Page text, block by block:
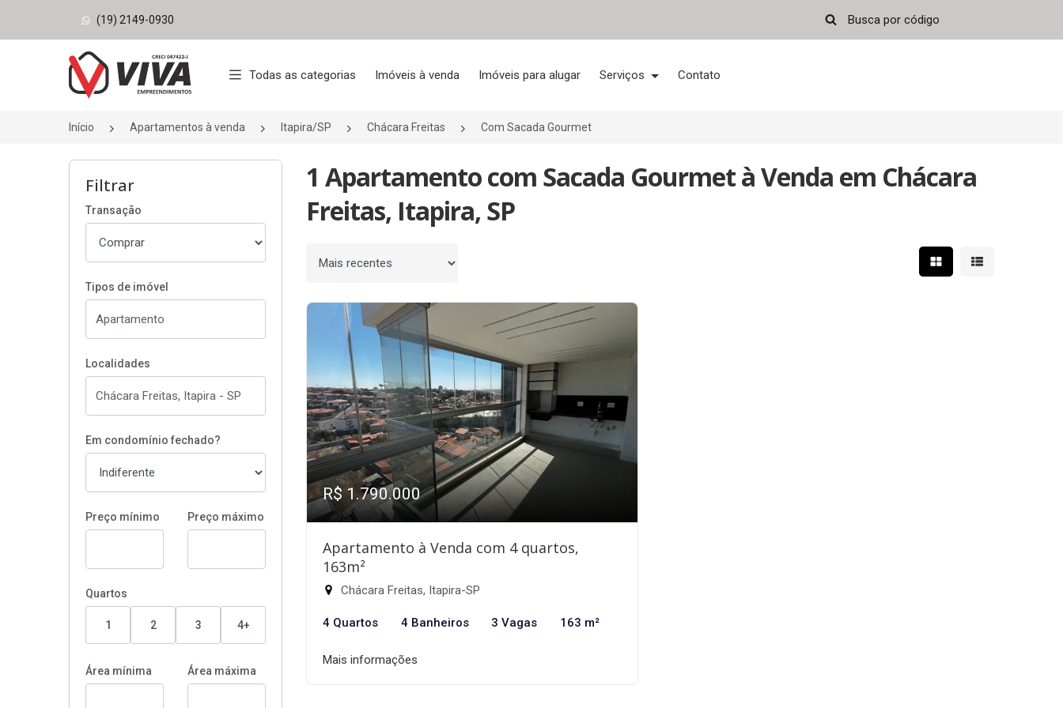
(19) 2149-0930
Página inicial
Todas as categorias Imóveis à venda Imóveis para alugar Serviços Contato
Início Apartamentos à venda Itapira/SP Chácara Freitas Com Sacada Gourmet
Filtrar
Transação
Tipos de imóvel
Localidades
Em condomínio fechado?
Preço mínimo Preço máximo
Quartos
1 2 3 4+
Área mínima Área máxima
1 Apartamento com Sacada Gourmet à Venda em Chácara
Freitas, Itapira, SP
Ordenar por Mostrar resultados em
Mostrar
R$ 1.790.000
Apartamento à Venda com 4 quartos,
163m²
Chácara Freitas, Itapira-SP
4 Quartos 4 Banheiros 3 Vagas 163 m²
Mais informações